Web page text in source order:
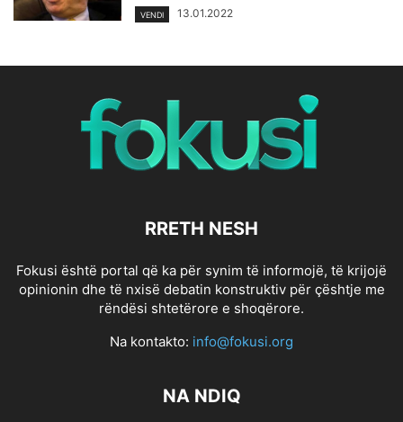
VENDI 13.01.2022
RRETH NESH
Fokusi është portal që ka për synim të informojë, të krijojë
opinionin dhe të nxisë debatin konstruktiv për çështje me
rëndësi shtetërore e shoqërore.
Na kontakto: info@fokusi.org
NA NDIQ